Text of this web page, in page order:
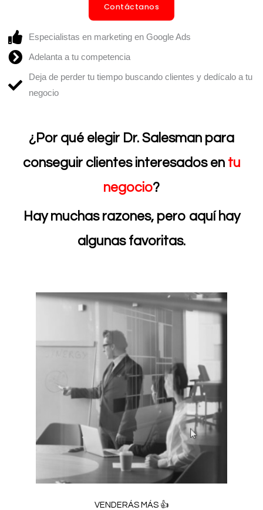
Contáctanos
Especialistas en marketing en Google Ads
Adelanta a tu competencia
Deja de perder tu tiempo buscando clientes y dedícalo a tu
negocio
¿Por qué elegir Dr. Salesman para
conseguir clientes interesados en tu
negocio?
Hay muchas razones, pero aquí hay
algunas favoritas.
VENDERÁS MÁS 👍